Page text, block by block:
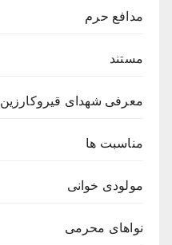
مدافع حرم
مستند
معرفی شهدای قیروکارزین
مناسبت ها
مولودی خوانی
نواهای محرمی